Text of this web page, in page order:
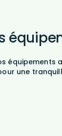
équipements
une